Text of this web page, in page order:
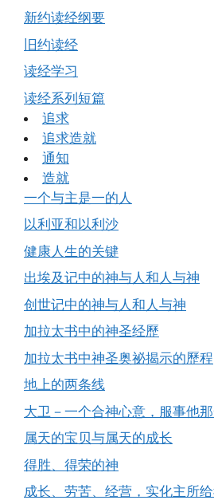
新约读经纲要
旧约读经
读经学习
读经系列短篇
追求
追求造就
通知
造就
一个与主是一的人
以利亚和以利沙
健康人生的关键
出埃及记中的神与人和人与神
创世记中的神与人和人与神
加拉太书中的神圣经歷
加拉太书中神圣奥祕揭示的歷程
地上的两条线
大卫－一个合神心意，服事他
属天的宝贝与属天的成长
得胜、得荣的神
成长、劳苦、经营，实化主所